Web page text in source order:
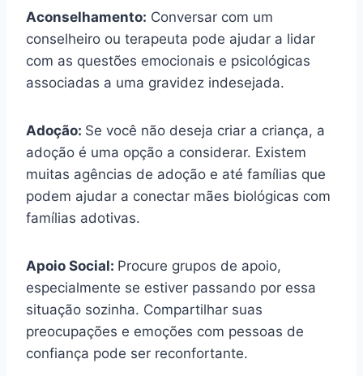
Aconselhamento: Conversar com um
conselheiro ou terapeuta pode ajudar a lidar
com as questões emocionais e psicológicas
associadas a uma gravidez indesejada.
Adoção: Se você não deseja criar a criança, a
adoção é uma opção a considerar. Existem
muitas agências de adoção e até famílias que
podem ajudar a conectar mães biológicas com
famílias adotivas.
Apoio Social: Procure grupos de apoio,
especialmente se estiver passando por essa
situação sozinha. Compartilhar suas
preocupações e emoções com pessoas de
confiança pode ser reconfortante.